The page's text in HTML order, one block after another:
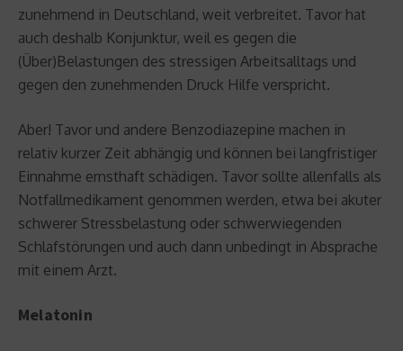
zunehmend in Deutschland, weit verbreitet. Tavor hat
auch deshalb Konjunktur, weil es gegen die
(Über)Belastungen des stressigen Arbeitsalltags und
gegen den zunehmenden Druck Hilfe verspricht.
Aber! Tavor und andere Benzodiazepine machen in
relativ kurzer Zeit abhängig und können bei langfristiger
Einnahme ernsthaft schädigen. Tavor sollte allenfalls als
Notfallmedikament genommen werden, etwa bei akuter
schwerer Stressbelastung oder schwerwiegenden
Schlafstörungen und auch dann unbedingt in Absprache
mit einem Arzt.
Melatonin